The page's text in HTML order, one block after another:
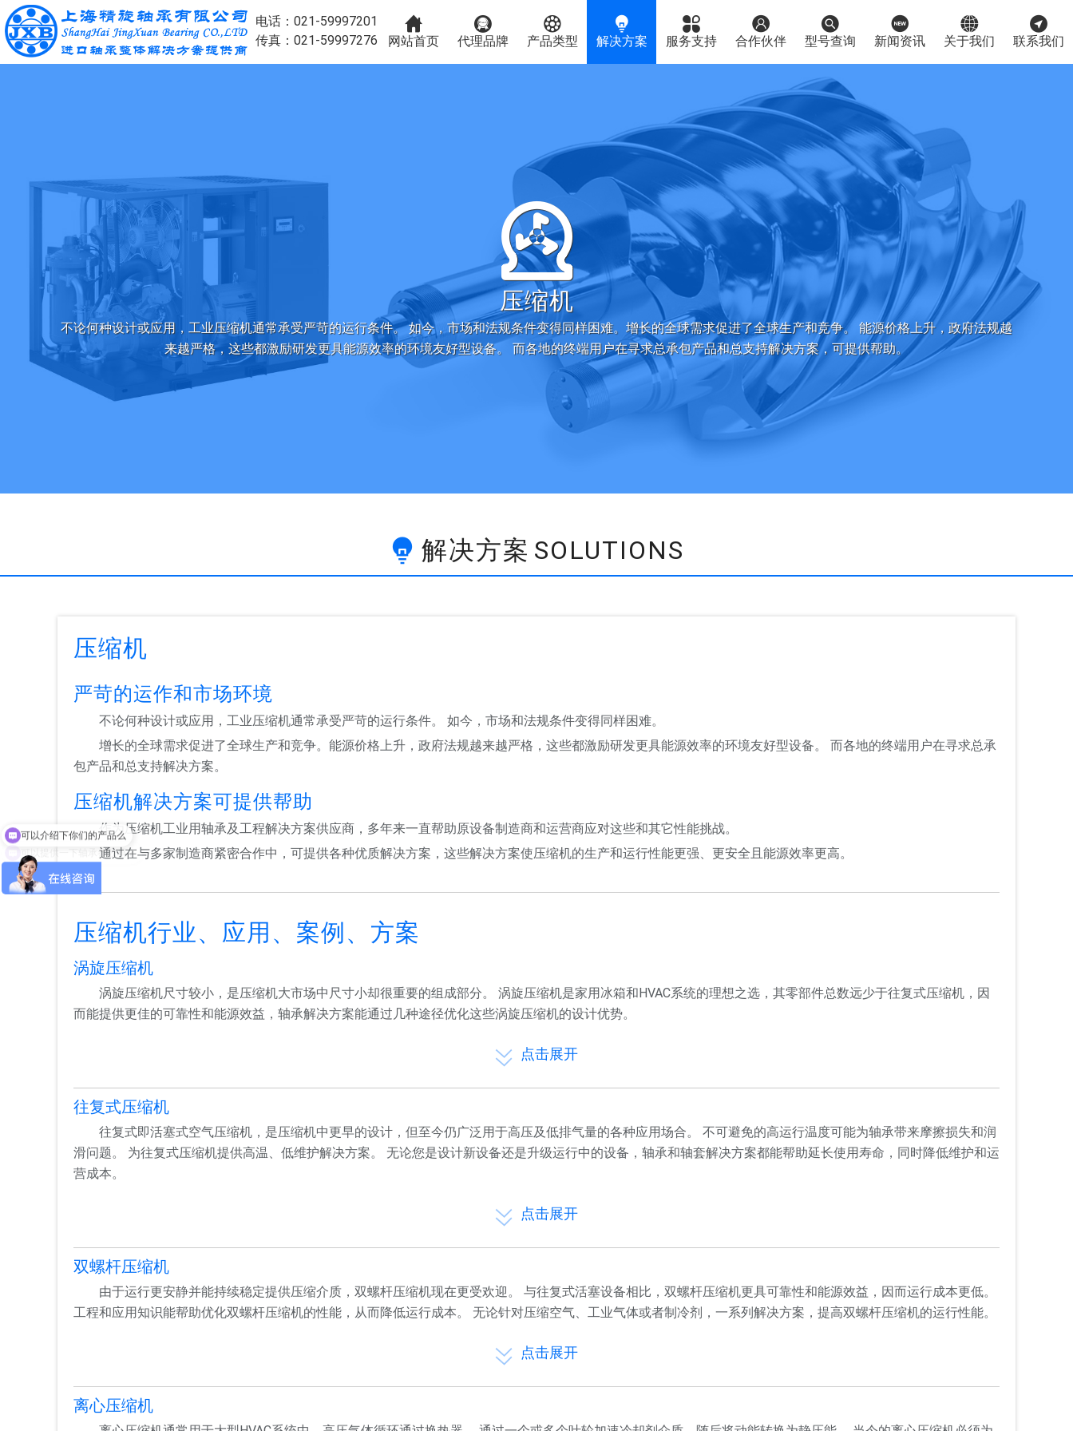
电话：021-59997201
传真：021-59997276

网站首页

代理品牌

产品类型

解决方案

服务支持

合作伙伴

型号查询

新闻资讯

关于我们

联系我们

压缩机
不论何种设计或应用，工业压缩机通常承受严苛的运行条件。 如今，市场和法规条件变得同样困难。增长的全球需求促进了全球生产和竞争。 能源价格上升，政府法规越
来越严格，这些都激励研发更具能源效率的环境友好型设备。 而各地的终端用户在寻求总承包产品和总支持解决方案，可提供帮助。
 解决方案 SOLUTIONS
压缩机
严苛的运作和市场环境
不论何种设计或应用，工业压缩机通常承受严苛的运行条件。 如今，市场和法规条件变得同样困难。
增长的全球需求促进了全球生产和竞争。能源价格上升，政府法规越来越严格，这些都激励研发更具能源效率的环境友好型设备。 而各地的终端用户在寻求总承
包产品和总支持解决方案。
压缩机解决方案可提供帮助
作为压缩机工业用轴承及工程解决方案供应商，多年来一直帮助原设备制造商和运营商应对这些和其它性能挑战。
通过在与多家制造商紧密合作中，可提供各种优质解决方案，这些解决方案使压缩机的生产和运行性能更强、更安全且能源效率更高。
压缩机行业、应用、案例、方案
涡旋压缩机
涡旋压缩机尺寸较小，是压缩机大市场中尺寸小却很重要的组成部分。 涡旋压缩机是家用冰箱和HVAC系统的理想之选，其零部件总数远少于往复式压缩机，因
而能提供更佳的可靠性和能源效益，轴承解决方案能通过几种途径优化这些涡旋压缩机的设计优势。
点击展开
往复式压缩机
往复式即活塞式空气压缩机，是压缩机中更早的设计，但至今仍广泛用于高压及低排气量的各种应用场合。 不可避免的高运行温度可能为轴承带来摩擦损失和润
滑问题。 为往复式压缩机提供高温、低维护解决方案。 无论您是设计新设备还是升级运行中的设备，轴承和轴套解决方案都能帮助延长使用寿命，同时降低维护和运
营成本。
点击展开
双螺杆压缩机
由于运行更安静并能持续稳定提供压缩介质，双螺杆压缩机现在更受欢迎。 与往复式活塞设备相比，双螺杆压缩机更具可靠性和能源效益，因而运行成本更低。
工程和应用知识能帮助优化双螺杆压缩机的性能，从而降低运行成本。 无论针对压缩空气、工业气体或者制冷剂，一系列解决方案，提高双螺杆压缩机的运行性能。
点击展开
离心压缩机
可以介绍下你们的产品么
可以提供一下轴承参数吗？